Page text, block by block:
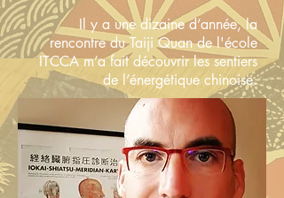
Il y a une dizaine d’année, la
rencontre du Taiji Quan de l'école
ITCCA m’a fait découvrir les sentiers
de l’énergétique chinoise.